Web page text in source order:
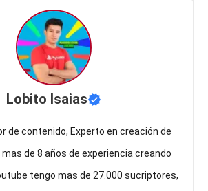
Lobito Isaias
de contenido, Experto en creación de
de 8 años de experiencia creando
tengo mas de 27.000 sucriptores,